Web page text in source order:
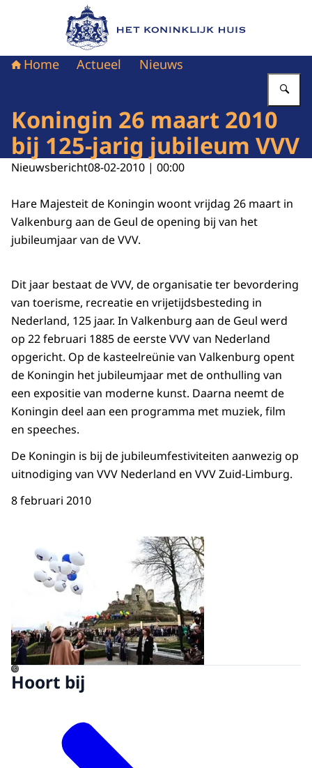
Naar de homepage van Het Koninklijk Huis
Home Actueel Nieuws
Koningin 26 maart 2010
bij 125-jarig jubileum VVV
Nieuwsbericht08-02-2010 | 00:00
Hare Majesteit de Koningin woont vrijdag 26 maart in
Valkenburg aan de Geul de opening bij van het
jubileumjaar van de VVV.
Dit jaar bestaat de VVV, de organisatie ter bevordering
van toerisme, recreatie en vrijetijdsbesteding in
Nederland, 125 jaar. In Valkenburg aan de Geul werd
op 22 februari 1885 de eerste VVV van Nederland
opgericht. Op de kasteelreünie van Valkenburg opent
de Koningin het jubileumjaar met de onthulling van
een expositie van moderne kunst. Daarna neemt de
Koningin deel aan een programma met muziek, film
en speeches.
De Koningin is bij de jubileumfestiviteiten aanwezig op
uitnodiging van VVV Nederland en VVV Zuid-Limburg.
8 februari 2010
Open de galerij in vergrote
©
Hoort bij